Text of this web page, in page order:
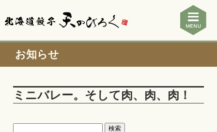
お知らせ
ミニバレー。そして肉、肉、肉！